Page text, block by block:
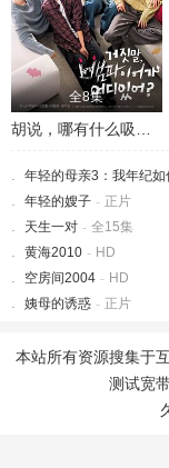
全8集
年轻的母亲3：我年纪如
年轻的嫂子 - 正片
天生一对 - 全15集
黄海2010 - HD
空房间2004 - HD
姨母的诱惑 - 正片
本站所有资源搜集于
测试宽